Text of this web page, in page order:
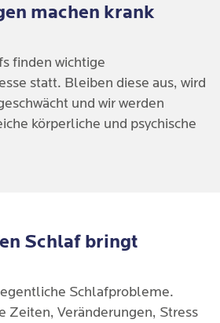
machen krank
finden wichtige
statt. Bleiben diese aus, wird
und wir werden
körperliche und psychische
Schlaf bringt
Schlafprobleme.
Zeiten, Veränderungen, Stress